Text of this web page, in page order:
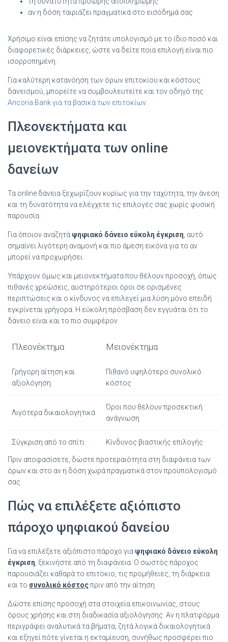
αν η δόση ταιριάζει πραγματικά στο εισόδημά σας
Χρήσιμο είναι επίσης να ζητάτε υπολογισμό με το ίδιο ποσό και
διαφορετικές διάρκειες, ώστε να δείτε ποια επιλογή είναι πιο
ισορροπημένη.
Για καλύτερη κατανόηση των όρων επιτοκίου και κόστους
δανεισμού, μπορείτε να συμβουλευτείτε και τον οδηγό της
Ancoria Bank για τα βασικά των επιτοκίων
Πλεονεκτήματα και
μειονεκτήματα των online
δανείων
Τα online δάνεια ξεχωρίζουν κυρίως για την ταχύτητα, την άνεση
και τη δυνατότητα να ελέγχετε τις επιλογές σας χωρίς φυσική
παρουσία.
Για όποιον αναζητά ψηφιακό δάνειο εύκολη έγκριση , αυτό
σημαίνει λιγότερη αναμονή και πιο άμεση εικόνα για το αν
μπορεί να προχωρήσει.
Υπάρχουν όμως και μειονεκτήματα που θέλουν προσοχή, όπως
πιθανές χρεώσεις, αυστηρότεροι όροι σε ορισμένες
περιπτώσεις και ο κίνδυνος να επιλεγεί μια λύση μόνο επειδή
εγκρίνεται γρήγορα. Η εύκολη πρόσβαση δεν εγγυάται ότι το
δάνειο είναι και το πιο συμφέρον.
Πλεονέκτημα Μειονέκτημα
Γρήγορη αίτηση και
αξιολόγηση
Πιθανό υψηλότερο συνολικό
κόστος
Λιγότερα δικαιολογητικά
Όροι που θέλουν προσεκτική
ανάγνωση
Σύγκριση από το σπίτι Κίνδυνος βιαστικής επιλογής
Πριν αποφασίσετε, δώστε προτεραιότητα στη διαφάνεια των
όρων και στο αν η δόση χωρά πραγματικά στον προϋπολογισμό
σας.
Πώς να επιλέξετε αξιόπιστο
πάροχο ψηφιακού δανείου
Για να επιλέξετε αξιόπιστο πάροχο για ψηφιακό δάνειο εύκολη
έγκριση , ξεκινήστε από τη διαφάνεια. Ο σωστός πάροχος
παρουσιάζει καθαρά το επιτόκιο, τις προμήθειες, τη διάρκεια
και το συνολικό κόστοςπριν από την αίτηση.
Δώστε επίσης προσοχή στα στοιχεία επικοινωνίας, στους
όρους χρήσης και στη διαδικασία αξιολόγησης. Αν η πλατφόρμα
περιγράφει αναλυτικά τα βήματα, ζητά λογικά δικαιολογητικά
και εξηγεί πότε γίνεται η εκταμίευση, συνήθως προσφέρει πιο